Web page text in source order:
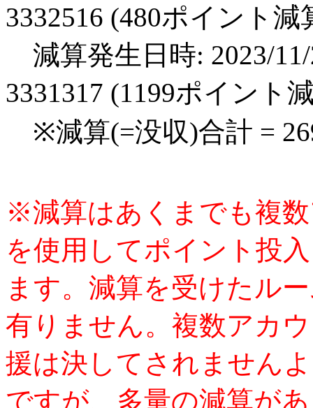
3332516 (480ポイント減
減算発生日時: 2023/
3331317 (1199ポイント
※減算(=没収)合計 =
※減算はあくまでも複
を使用してポイント投
ます。減算を受けたル
有りません。複数アカ
援は決してされません
ですが、多量の減算が